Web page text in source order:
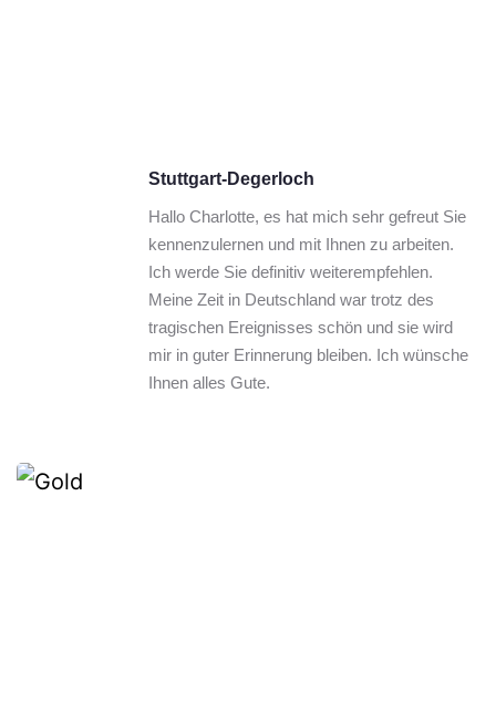
Stuttgart-Degerloch
Hallo Charlotte, es hat mich sehr gefreut Sie
kennenzulernen und mit Ihnen zu arbeiten.
Ich werde Sie definitiv weiterempfehlen.
Meine Zeit in Deutschland war trotz des
tragischen Ereignisses schön und sie wird
mir in guter Erinnerung bleiben. Ich wünsche
Ihnen alles Gute.